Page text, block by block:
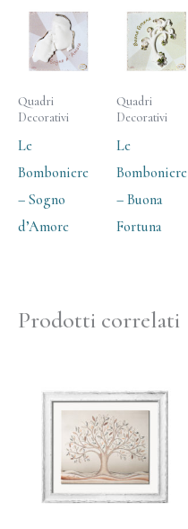
Quadri
Decorativi
Le
Bomboniere
– Sogno
d’Amore
Quadri
Decorativi
Le
Bomboniere
– Buona
Fortuna
Prodotti correlati